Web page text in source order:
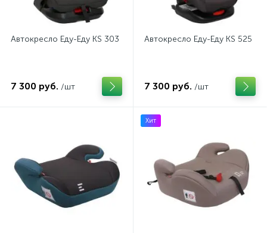
Автокресло Еду-Еду KS 303
7 300 руб. /шт
Автокресло Еду-Еду KS 525
7 300 руб. /шт
Хит